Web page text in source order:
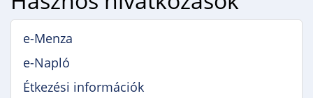
e-Menza
e-Napló
Étkezési információk